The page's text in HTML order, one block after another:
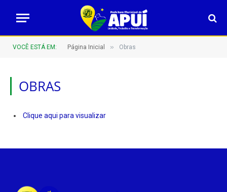
VOCÊ ESTÁ EM: Página Inicial » Obras
OBRAS
Clique aqui para visualizar